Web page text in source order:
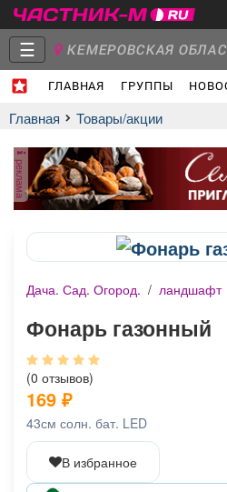
☰ КЕМЕРОВСКАЯ
ГЛАВНАЯ ГРУППЫ
Главная
Объявления
Афиша Обучение
Главная Товары/акции
реклама
Дача. Сад. Огород. / ландшафт
Фонарь газонный
(0 отзывов)
169 ₽
43см солн. бат. LED
В избранное